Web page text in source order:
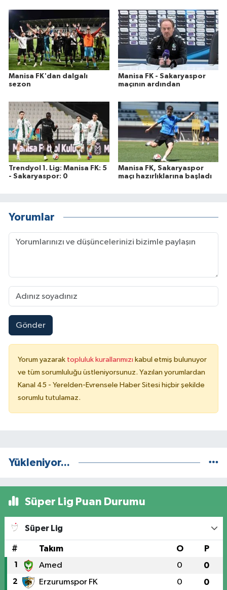
Manisa FK'dan dalgalı
sezon
Manisa FK - Sakaryaspor
maçının ardından
Trendyol 1. Lig: Manisa FK: 5
- Sakaryaspor: 0
Manisa FK, Sakaryaspor
maçı hazırlıklarına başladı
Yorumlar
Gönder
Yorum yazarak topluluk kurallarımızı kabul etmiş bulunuyor
ve tüm sorumluluğu üstleniyorsunuz. Yazılan yorumlardan
Kanal 45 - Yerelden-Evrensele Haber Sitesi hiçbir şekilde
sorumlu tutulamaz.
Yükleniyor...
Süper Lig Puan Durumu
Süper Lig
# Takım O P
1 Amed 0 0
2 Erzurumspor FK 0 0